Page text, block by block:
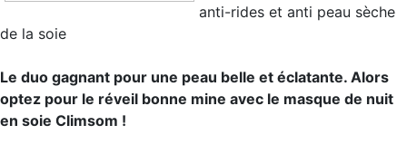
anti-rides et anti peau sèche
de la soie
Le duo gagnant pour une peau belle et éclatante. Alors
optez pour le réveil bonne mine avec le masque de nuit
en soie Climsom !